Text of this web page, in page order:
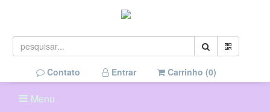
Contato Entrar Carrinho (0)
Menu